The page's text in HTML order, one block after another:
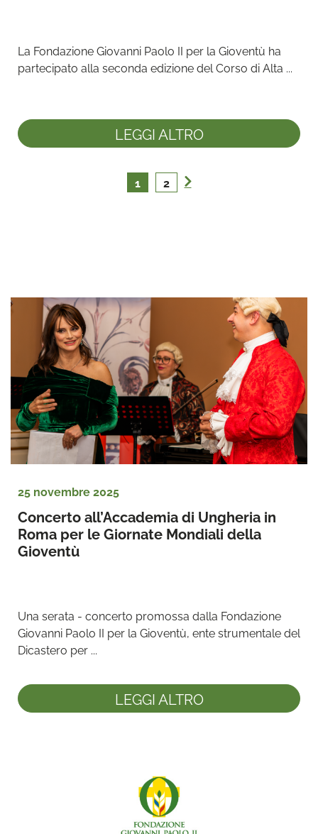
La Fondazione Giovanni Paolo II per la Gioventù ha
partecipato alla seconda edizione del Corso di Alta ...
LEGGI ALTRO
1 2
25 novembre 2025
Concerto all’Accademia di Ungheria in
Roma per le Giornate Mondiali della
Gioventù
Una serata - concerto promossa dalla Fondazione
Giovanni Paolo II per la Gioventù, ente strumentale del
Dicastero per ...
LEGGI ALTRO